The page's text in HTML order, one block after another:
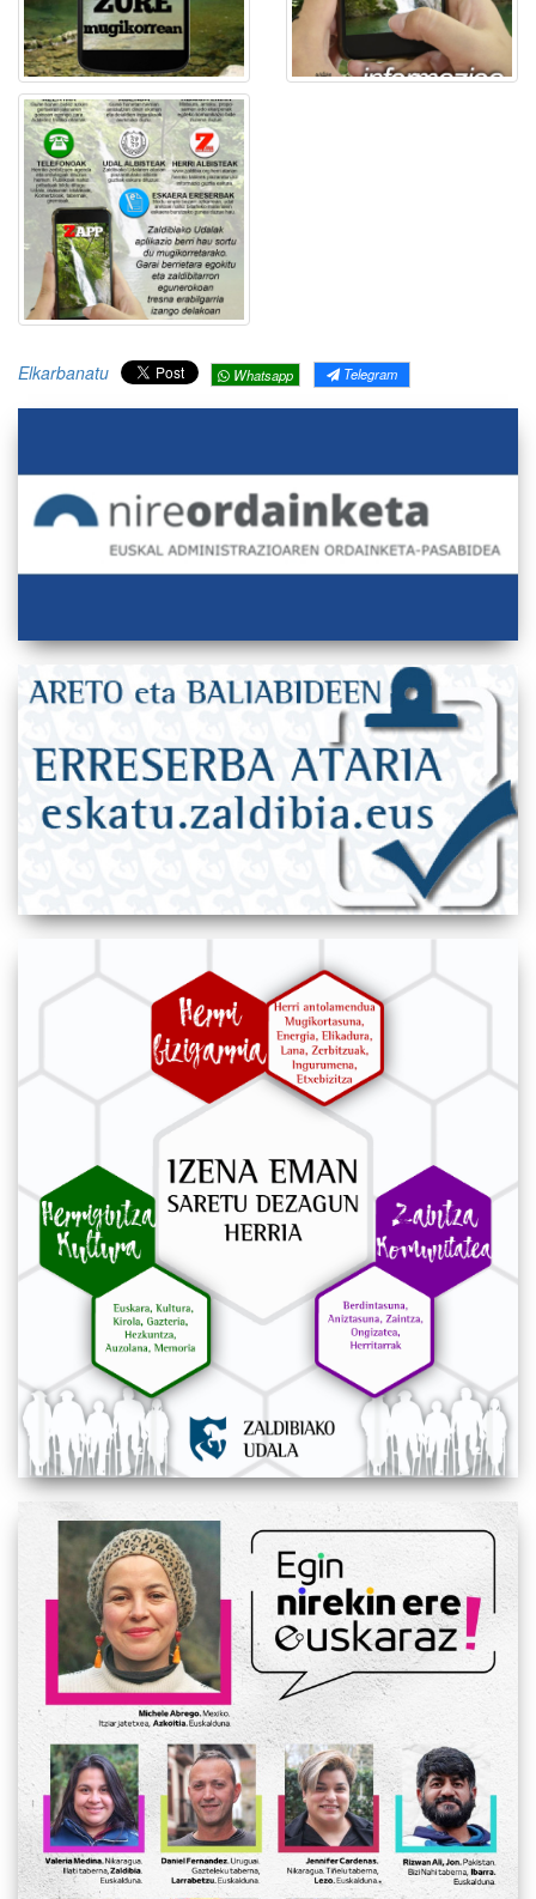
Elkarbanatu Whatsapp Telegram